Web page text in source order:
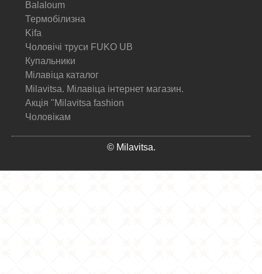
Balaloum
Термобілизна
Kifa
Чоловічі труси FUKO UB
Купальники
Мілавіца каталог
Milavitsa. Мілавіца інтернет магазин.
Акція "Milavitsa fashion
Чоловікам
© Milavitsa.